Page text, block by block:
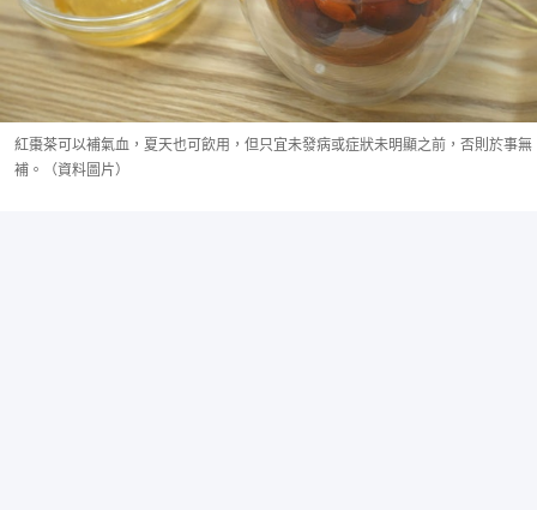
紅棗茶可以補氣血，夏天也可飲用，但只宜未發病或症狀未明顯之前，否則於事無
補。（資料圖片）